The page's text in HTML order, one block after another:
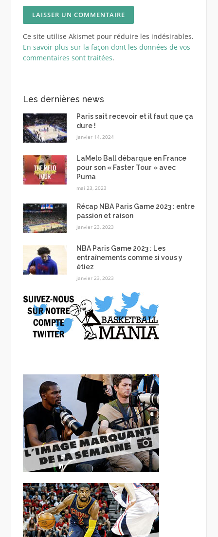
Ce site utilise Akismet pour réduire les indésirables.
En savoir plus sur la façon dont les données de vos
commentaires sont traitées.
Les dernières news
Paris sait recevoir et il faut que ça
dure !
janvier 14, 2024
LaMelo Ball débarque en France
pour son « Faster Tour » avec
Puma
mai 23, 2023
Récap NBA Paris Game 2023 : entre
passion et raison
janvier 23, 2023
NBA Paris Game 2023 : Les
entraînements comme si vous y
étiez
janvier 23, 2023